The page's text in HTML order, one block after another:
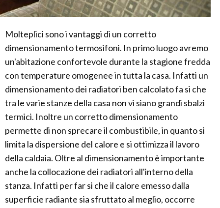
Molteplici sono i vantaggi di un corretto
dimensionamento termosifoni. In primo luogo avremo
un'abitazione confortevole durante la stagione fredda
con temperature omogenee in tutta la casa. Infatti un
dimensionamento dei radiatori ben calcolato fa si che
tra le varie stanze della casa non vi siano grandi sbalzi
termici. Inoltre un corretto dimensionamento
permette di non sprecare il combustibile, in quanto si
limita la dispersione del calore e si ottimizza il lavoro
della caldaia. Oltre al dimensionamento è importante
anche la collocazione dei radiatori all'interno della
stanza. Infatti per far si che il calore emesso dalla
superficie radiante sia sfruttato al meglio, occorre